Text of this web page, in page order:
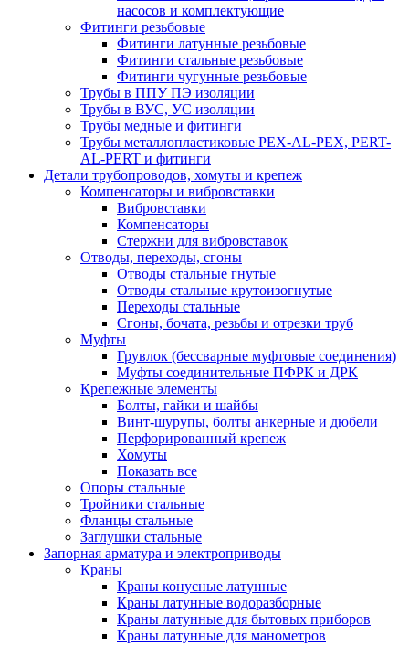
насосов и комплектующие
Фитинги резьбовые
Фитинги латунные резьбовые
Фитинги стальные резьбовые
Фитинги чугунные резьбовые
Трубы в ППУ ПЭ изоляции
Трубы в ВУС, УС изоляции
Трубы медные и фитинги
Трубы металлопластиковые PEX-AL-PEX, PERT-
AL-PERT и фитинги
Детали трубопроводов, хомуты и крепеж
Компенсаторы и вибровставки
Вибровставки
Компенсаторы
Стержни для вибровставок
Отводы, переходы, сгоны
Отводы стальные гнутые
Отводы стальные крутоизогнутые
Переходы стальные
Сгоны, бочата, резьбы и отрезки труб
Муфты
Грувлок (бессварные муфтовые соединения)
Муфты соединительные ПФРК и ДРК
Крепежные элементы
Болты, гайки и шайбы
Винт-шурупы, болты анкерные и дюбели
Перфорированный крепеж
Хомуты
Показать все
Опоры стальные
Тройники стальные
Фланцы стальные
Заглушки стальные
Запорная арматура и электроприводы
Краны
Краны конусные латунные
Краны латунные водоразборные
Краны латунные для бытовых приборов
Краны латунные для манометров